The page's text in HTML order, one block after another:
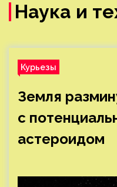
Наука и
Курьезы
Земля
с
астероидом